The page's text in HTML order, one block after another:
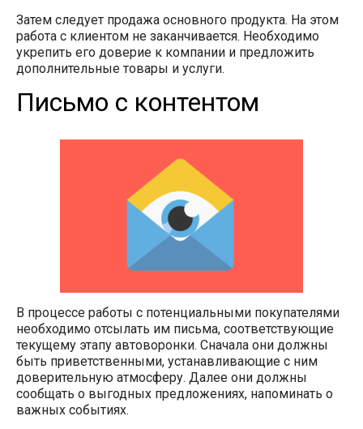
Затем следует продажа основного продукта. На этом
работа с клиентом не заканчивается. Необходимо
укрепить его доверие к компании и предложить
дополнительные товары и услуги.
Письмо с контентом
В процессе работы с потенциальными покупателями
необходимо отсылать им письма, соответствующие
текущему этапу автоворонки. Сначала они должны
быть приветственными, устанавливающие с ним
доверительную атмосферу. Далее они должны
сообщать о выгодных предложениях, напоминать о
важных событиях.